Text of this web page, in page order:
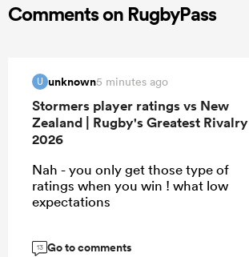
Comments on RugbyPass
U unknown5 minutes ago
Stormers player ratings vs New
Zealand | Rugby's Greatest Rivalry
2026
Nah - you only get those type of
ratings when you win ! what low
expectations
13 Go to comments